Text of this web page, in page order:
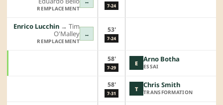
REMPLACEMENT 7-24
↔
Enrico Lucchin →︎ Tim
O'Malley
REMPLACEMENT
53'
7-24
58'
7-29
E Arno Botha
ESSAI
58'
7-31
T Chris Smith
TRANSFORMATION